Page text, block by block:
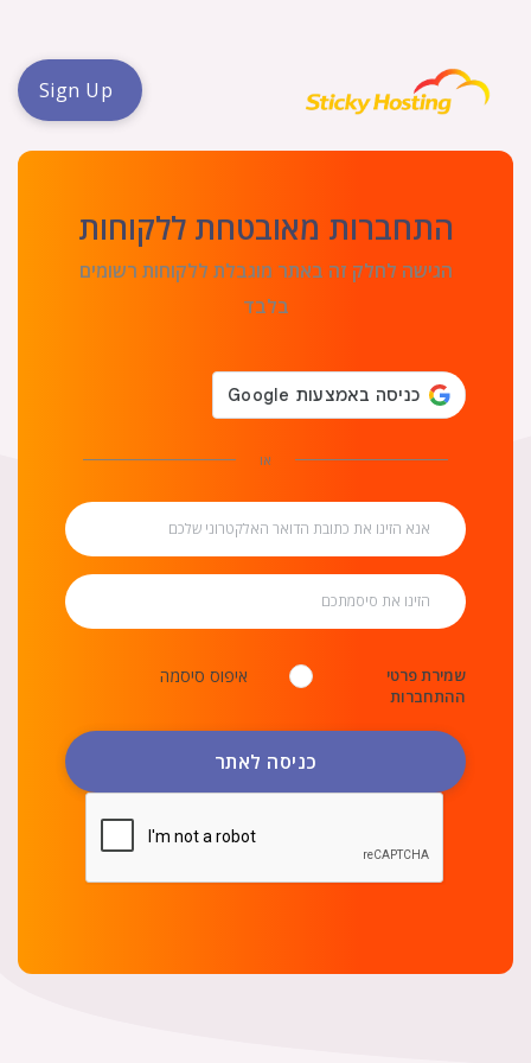
Sign Up
התחברות מאובטחת ללקוחות
הגישה לחלק זה באתר מוגבלת ללקוחות רשומים
בלבד
או
שמירת פרטי
ההתחברות
איפוס סיסמה